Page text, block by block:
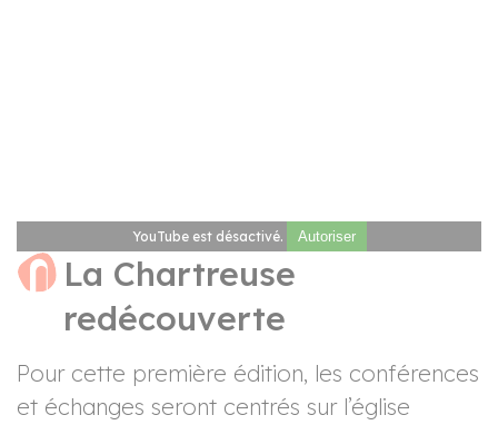
YouTube est désactivé. Autoriser
La Chartreuse
redécouverte
Pour cette première édition, les conférences
et échanges seront centrés sur l’église